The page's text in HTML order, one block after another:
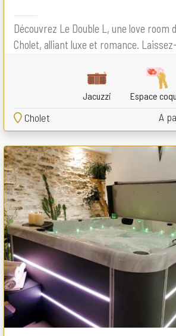
Découvrez Le Double L, une love room
Cholet, alliant luxe et romance.
Jacuzzi Espace
Cholet A